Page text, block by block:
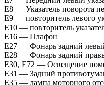
E8 — Указатель поворота
E9 — повторитель левого
E10 — повторитель
E16 — Плафон
E27 — Фонарь задний
E28 — Фонарь задний
E30, E72 — Освещение
E31 — Задний
E35 — лампа моторного